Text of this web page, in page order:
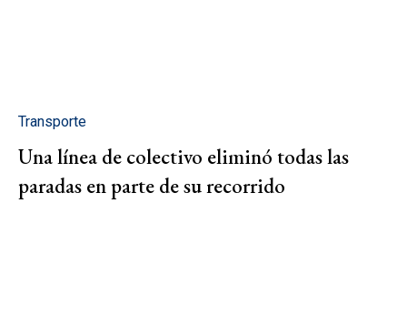
Transporte
Una línea de colectivo eliminó todas las
paradas en parte de su recorrido